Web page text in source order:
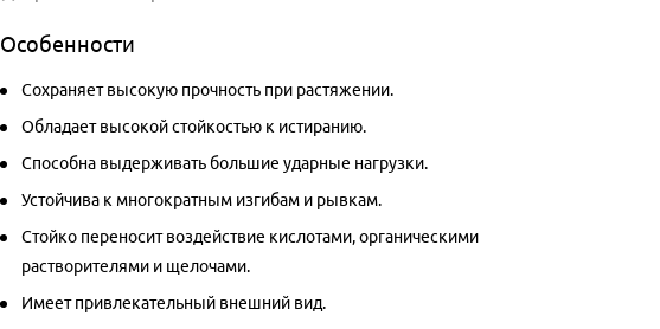
Особенности
Сохраняет высокую прочность при растяжении.
Обладает высокой стойкостью к истиранию.
Способна выдерживать большие ударные нагрузки.
Устойчива к многократным изгибам и рывкам.
Стойко переносит воздействие кислотами, органическими
растворителями и щелочами.
Имеет привлекательный внешний вид.